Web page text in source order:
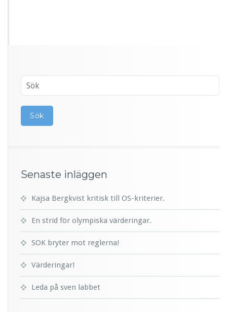
Senaste inläggen
Kajsa Bergkvist kritisk till OS-kriterier.
En strid för olympiska värderingar.
SOK bryter mot reglerna!
Värderingar!
Leda på sven labbet